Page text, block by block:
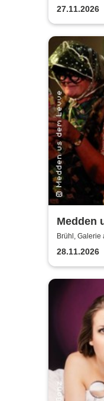
27.11.2026
Medden
jet un do
Brühl, Galerie
28.11.2026